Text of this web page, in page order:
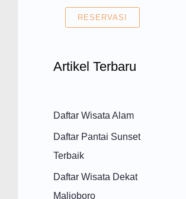
RESERVASI
Artikel Terbaru
Daftar Wisata Alam
Daftar Pantai Sunset
Terbaik
Daftar Wisata Dekat
Malioboro